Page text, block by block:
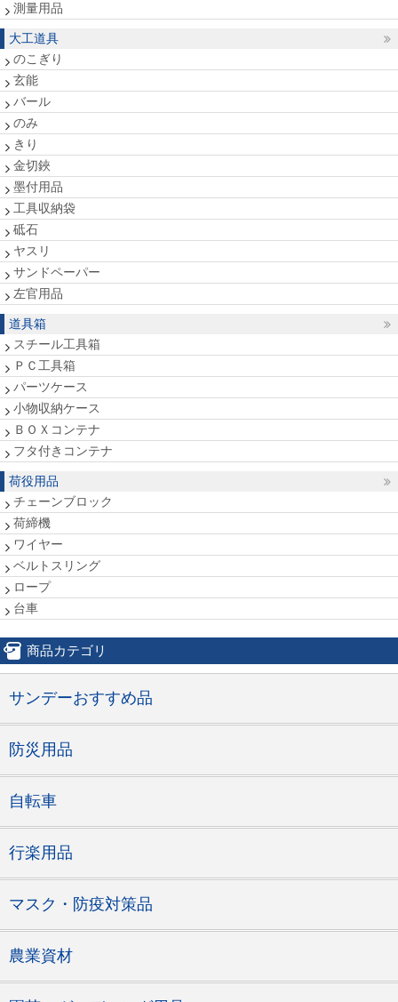
測量用品
大工道具
のこぎり
玄能
バール
のみ
きり
金切鋏
墨付用品
工具収納袋
砥石
ヤスリ
サンドペーパー
左官用品
道具箱
スチール工具箱
ＰＣ工具箱
パーツケース
小物収納ケース
ＢＯＸコンテナ
フタ付きコンテナ
荷役用品
チェーンブロック
荷締機
ワイヤー
ベルトスリング
ロープ
台車
商品カテゴリ
サンデーおすすめ品
防災用品
自転車
行楽用品
マスク・防疫対策品
農業資材